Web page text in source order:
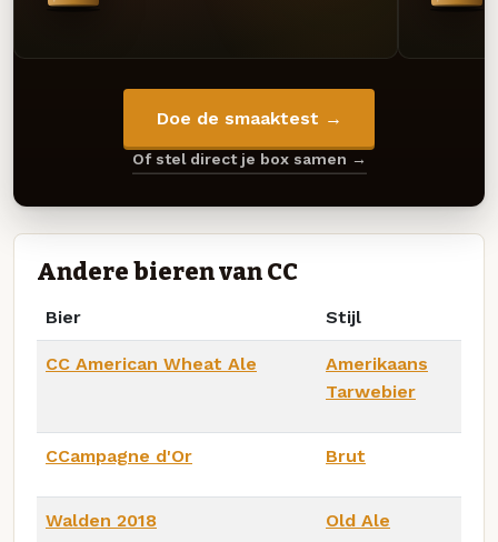
Doe de smaaktest →
Of stel direct je box samen →
Andere bieren van CC
Bier Stijl
CC American Wheat Ale
Amerikaans
Tarwebier
CCampagne d'Or Brut
Walden 2018 Old Ale